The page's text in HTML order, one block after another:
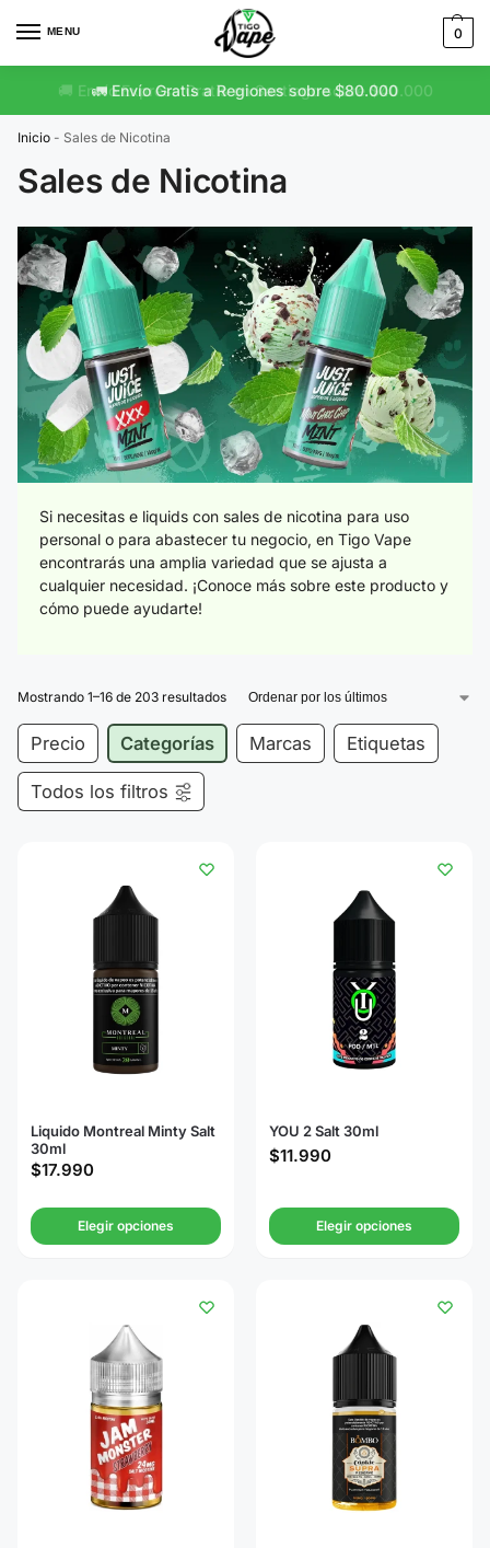
MENU 0
🚛 Envío Gratis a Regiones sobre $80.000
Inicio - Sales de Nicotina
Sales de Nicotina
Si necesitas e liquids con sales de nicotina para uso
personal o para abastecer tu negocio, en Tigo Vape
encontrarás una amplia variedad que se ajusta a
cualquier necesidad. ¡Conoce más sobre este producto y
cómo puede ayudarte!
Mostrando 1–16 de 203 resultados
Precio Categorías Marcas Etiquetas
Todos los filtros
Liquido Montreal Minty Salt
30ml
$17.990
Elegir opciones
YOU 2 Salt 30ml
$11.990
Elegir opciones